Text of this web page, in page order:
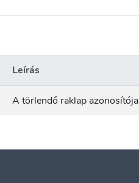
Leírás
A törlendő raklap azonosítója